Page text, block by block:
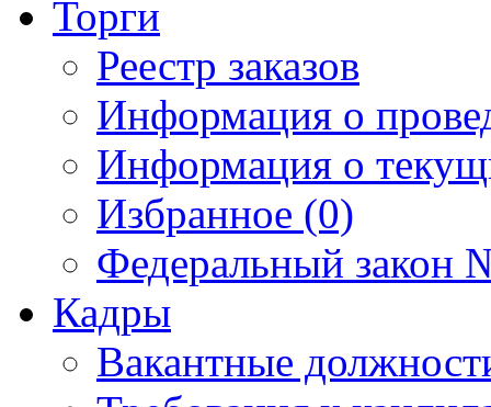
Торги
Реестр заказов
Информация о
Информация о
Избранное (0)
Федеральный закон
Кадры
Вакантные